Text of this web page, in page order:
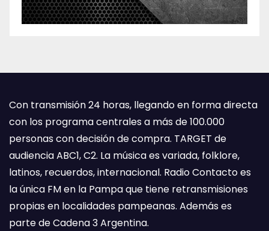
Con transmisión 24 horas, llegando en forma directa
con los programa centrales a más de 100.000
personas con decisión de compra. TARGET de
audiencia ABC1, C2. La música es variada, folklore,
latinos, recuerdos, internacional. Radio Contacto es
la única FM en la Pampa que tiene retransmisiones
propias en localidades pampeanas. Además es
parte de Cadena 3 Argentina.